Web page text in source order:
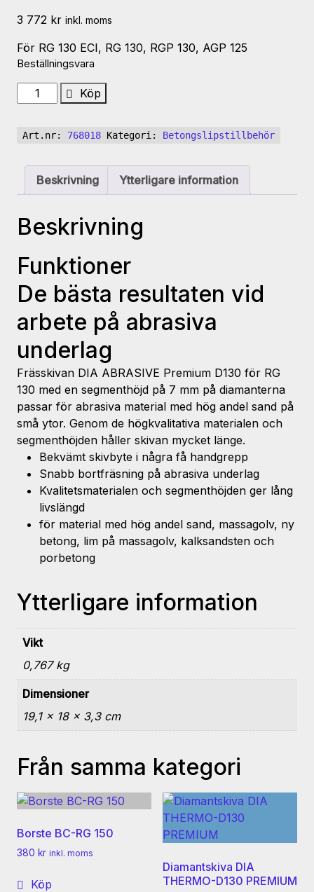
3 772 kr inkl. moms
För RG 130 ECI, RG 130, RGP 130, AGP 125
Beställningsvara
Diamantskiva
DIA
D130
mängd
Köp
Art.nr: 768018 Kategori: Betongslipstillbehör
Beskrivning Ytterligare information
Beskrivning
Funktioner
De bästa resultaten vid
arbete på abrasiva
underlag
Frässkivan DIA ABRASIVE Premium D130 för RG
130 med en segmenthöjd på 7 mm på diamanterna
passar för abrasiva material med hög andel sand på
små ytor. Genom de högkvalitativa materialen och
segmenthöjden håller skivan mycket länge.
Bekvämt skivbyte i några få handgrepp
Snabb bortfräsning på abrasiva underlag
Kvalitetsmaterialen och segmenthöjden ger lång
livslängd
för material med hög andel sand, massagolv, ny
betong, lim på massagolv, kalksandsten och
porbetong
Ytterligare information
Vikt
0,767 kg
Dimensioner
19,1 × 18 × 3,3 cm
Från samma kategori
Borste BC-RG 150
380 kr inkl. moms
Köp
Diamantskiva DIA
THERMO-D130 PREMIUM